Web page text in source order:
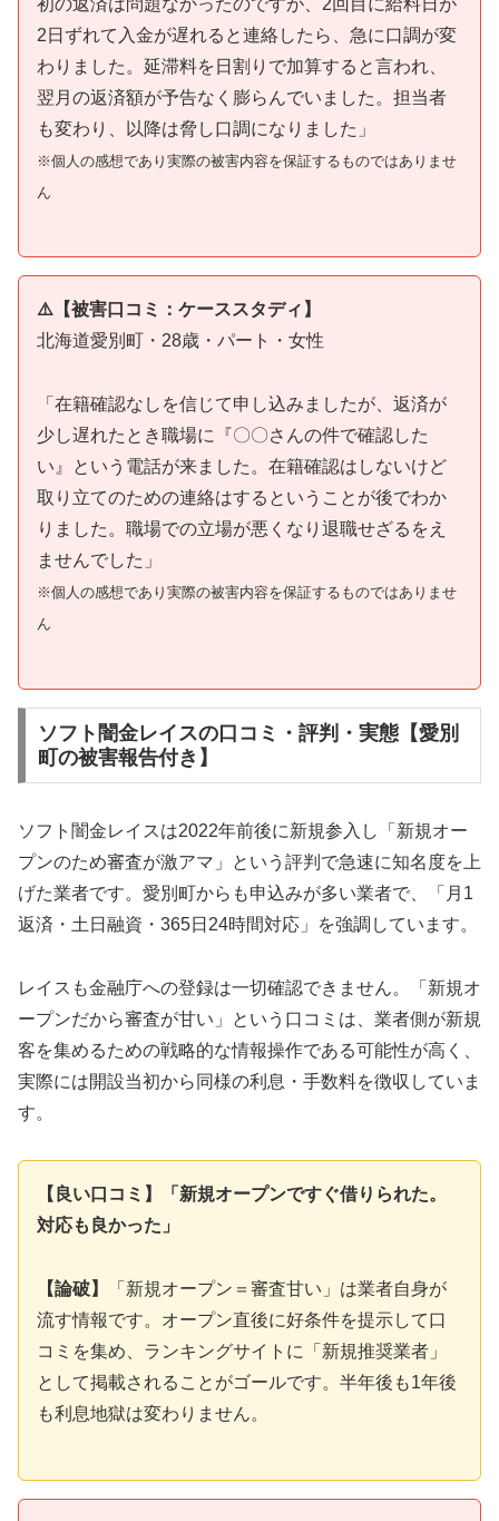
2日ずれて入金が遅れると連絡したら、急に口調が変
わりました。延滞料を日割りで加算すると言われ、
翌月の返済額が予告なく膨らんでいました。担当者
も変わり、以降は脅し口調になりました」
※個人の感想であり実際の被害内容を保証するものではありませ
ん
⚠️【被害口コミ：ケーススタディ】
北海道愛別町・28歳・パート・女性
「在籍確認なしを信じて申し込みましたが、返済が
少し遅れたとき職場に『〇〇さんの件で確認した
い』という電話が来ました。在籍確認はしないけど
取り立てのための連絡はするということが後でわか
りました。職場での立場が悪くなり退職せざるをえ
ませんでした」
※個人の感想であり実際の被害内容を保証するものではありませ
ん
ソフト闇金レイスの口コミ・評判・実態【愛別
町の被害報告付き】
ソフト闇金レイスは2022年前後に新規参入し「新規オー
プンのため審査が激アマ」という評判で急速に知名度を上
げた業者です。愛別町からも申込みが多い業者で、「月1
返済・土日融資・365日24時間対応」を強調しています。
レイスも金融庁への登録は一切確認できません。「新規オ
ープンだから審査が甘い」という口コミは、業者側が新規
客を集めるための戦略的な情報操作である可能性が高く、
実際には開設当初から同様の利息・手数料を徴収していま
す。
【良い口コミ】「新規オープンですぐ借りられた。
対応も良かった」
【論破】
「新規オープン＝審査甘い」は業者自身が
流す情報です。オープン直後に好条件を提示して口
コミを集め、ランキングサイトに「新規推奨業者」
として掲載されることがゴールです。半年後も1年後
も利息地獄は変わりません。